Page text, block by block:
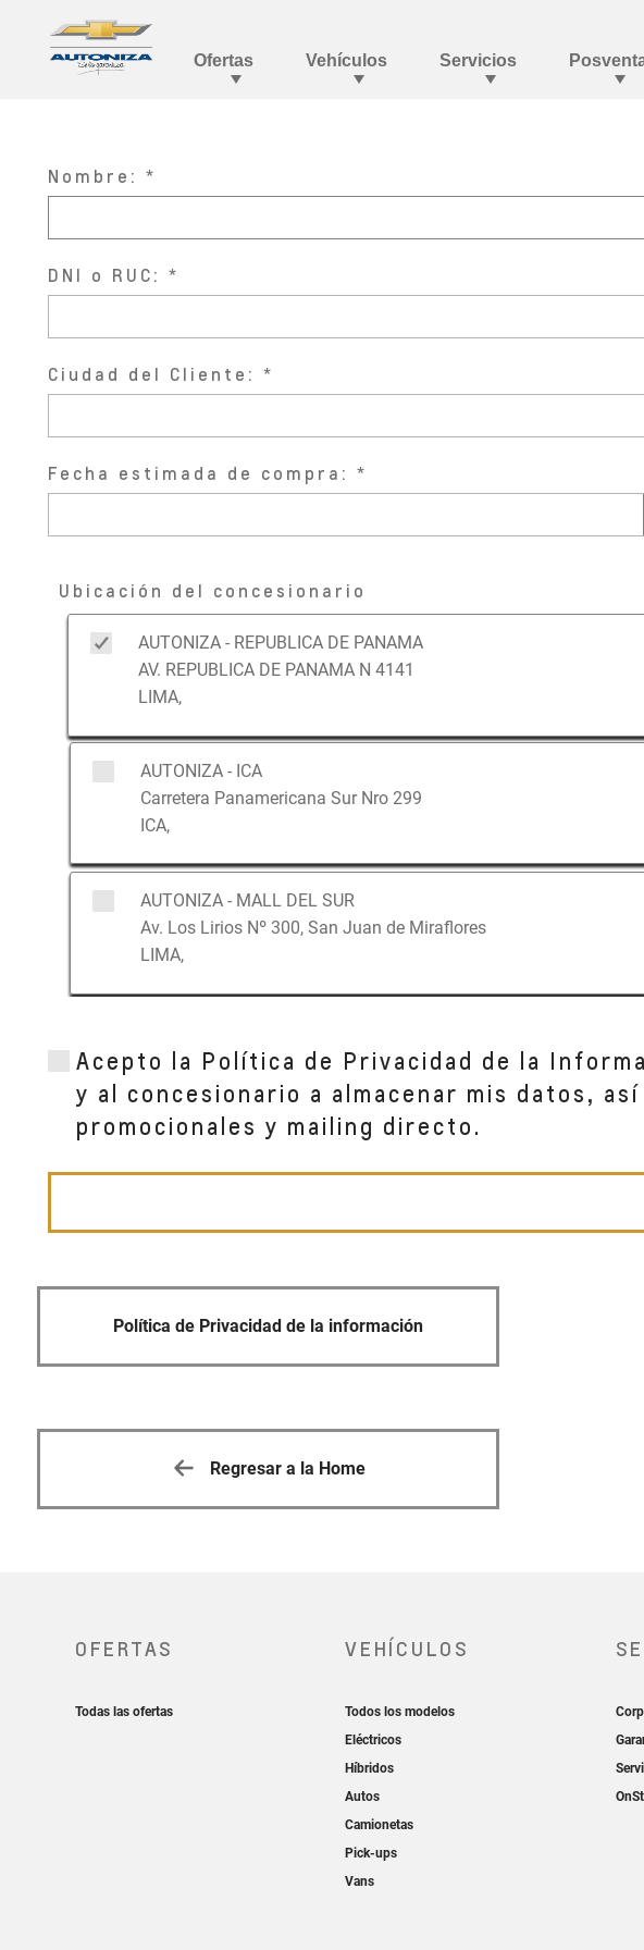
Nombre:
DNI o RUC:
Ciudad del Cliente:
Fecha estimada de compra:
Ubicación del concesionario
AUTONIZA - REPUBLICA DE PANAMA
AV. REPUBLICA DE PANAMA N 4141
LIMA,
AUTONIZA - ICA
Carretera Panamericana Sur Nro 299
ICA,
AUTONIZA - MALL DEL SUR
Av. Los Lirios Nº 300, San Juan de Miraflores
LIMA,
Av. Morro Solar Nro 948, Santa Teresa
LIMA,
Acepto la Política de Privacidad de la
y al concesionario a almacenar mis datos,
promocionales y mailing directo.
Política de Privacidad de la información
Regresar a la Home